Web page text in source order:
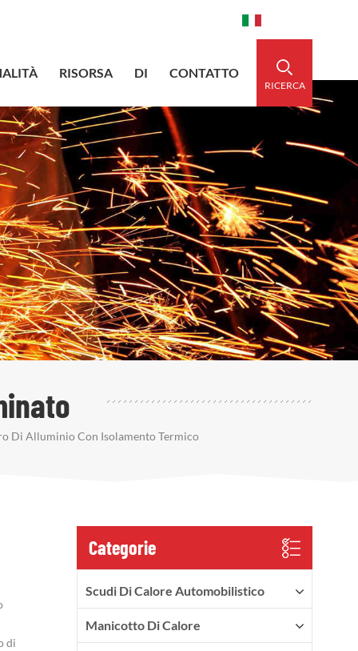
RICERCA
RISORSA DI CONTATTO
Di Alluminio Con Isolamento Termico
di
Categorie
Scudi Di Calore Automobilistico
Manicotto Di Calore